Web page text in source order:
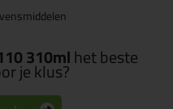
310mlhet beste
je klus?